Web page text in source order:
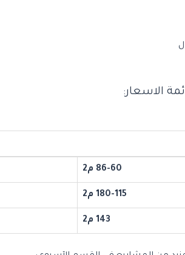
الاسعار:
86-60 م2
180-115 م2
143 م2